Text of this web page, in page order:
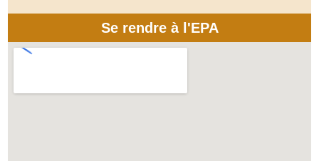
Se rendre à l'EPA